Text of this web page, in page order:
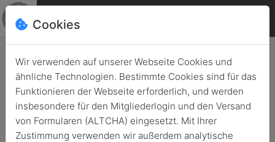
#GIDSfacts 2/2024 Zur
Entscheidung der Aussetzung
der Wehrpflicht 2011
Cookies
Wir verwenden auf unserer Webseite Cookies und
ähnliche Technologien. Bestimmte Cookies sind für das
Funktionieren der Webseite erforderlich, und werden
insbesondere für den Mitgliederlogin und den Versand
von Formularen (ALTCHA) eingesetzt. Mit Ihrer
Zustimmung verwenden wir außerdem analytische